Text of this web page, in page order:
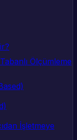
Ölçümleme
İşletmeye